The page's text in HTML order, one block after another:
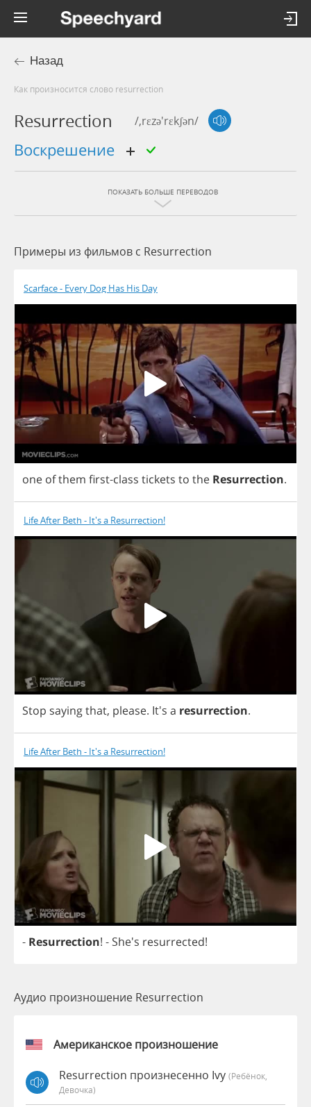
Назад
Как произносится слово resurrection
Resurrection /,rɛzə'rɛkʃən/
воскрешение
ПОКАЗАТЬ БОЛЬШЕ ПЕРЕВОДОВ
Примеры из фильмов c Resurrection
Scarface - Every Dog Has His Day
one ofthem first-class tickets to the Resurrection.
Life After Beth - It's a Resurrection!
Stop sayingthat, please. It's a resurrection.
Life After Beth - It's a Resurrection!
- Resurrection! - She's resurrected!
Аудио произношение Resurrection
Американское произношение
Resurrection произнесенно Ivy (Ребёнок,
Девочка)